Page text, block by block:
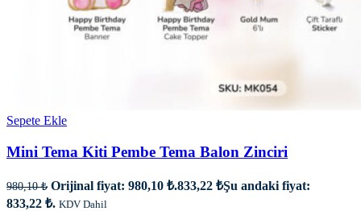
Sepete Ekle
Mini Tema Kiti Pembe Tema Balon Zinciri
980,10₺ Orijinal fiyat: 980,10 ₺.833,22 ₺Şu andaki fiyat:
833,22 ₺. KDV Dahil